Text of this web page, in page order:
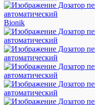
Bionik